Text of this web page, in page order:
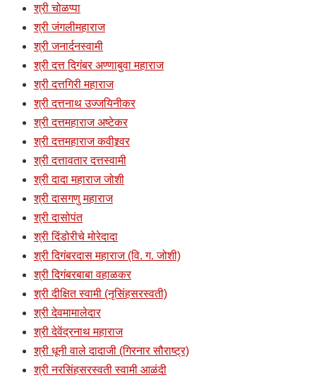
श्री चोळप्पा
श्री जंगलीमहाराज
श्री जनार्दनस्वामी
श्री दत्त दिगंबर अण्णाबुवा महाराज
श्री दत्तगिरी महाराज
श्री दत्तनाथ उज्जयिनीकर
श्री दत्तमहाराज अष्टेकर
श्री दत्तमहाराज कवीश्र्वर
श्री दत्तावतार दत्तस्वामी
श्री दादा महाराज जोशी
श्री दासगणु महाराज
श्री दासोपंत
श्री दिंडोरीचे मोरेदादा
श्री दिगंबरदास महाराज (वि. ग. जोशी)
श्री दिगंबरबाबा वहाळकर
श्री दीक्षित स्वामी (नृसिंहसरस्वती)
श्री देवमामालेदार
श्री देवेंद्रनाथ महाराज
श्री धूनी वाले दादाजी (गिरनार सौराष्ट्र)
श्री नरसिंहसरस्वती स्वामी आळंदी